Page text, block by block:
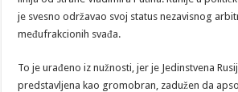
je svesno održavao svoj status nezavisnog
međufrakcionih svađa.
To je urađeno iz nužnosti, jer je Jedinstvena
predstavljena kao gromobran, zadužen da